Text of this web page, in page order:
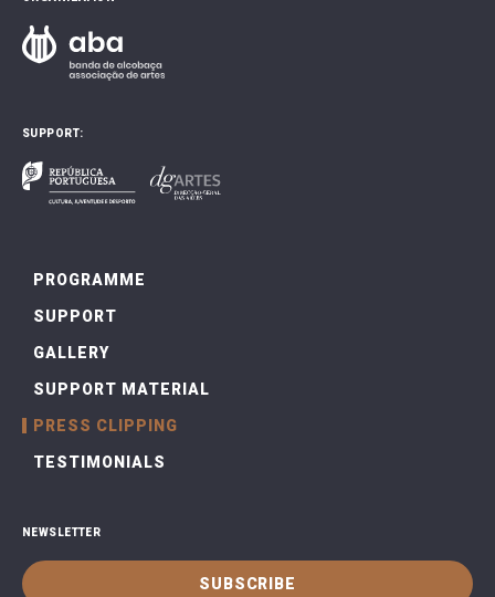
SUPPORT:
PROGRAMME
SUPPORT
GALLERY
SUPPORT MATERIAL
PRESS CLIPPING
TESTIMONIALS
NEWSLETTER
SUBSCRIBE